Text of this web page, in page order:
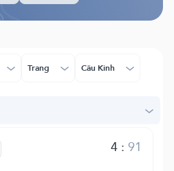
Trang Câu Kinh
4:91